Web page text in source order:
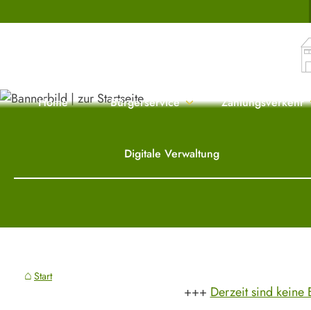
Home Bürgerservice Zahlungsverkehr
Digitale Verwaltung
Start
Derzeit sind keine